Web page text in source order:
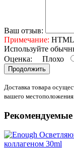
Ваш отзыв:
Примечание: HTML
Используйте
Оценка: Плохо
Продолжить
Доставка товара
вашего местоположения.